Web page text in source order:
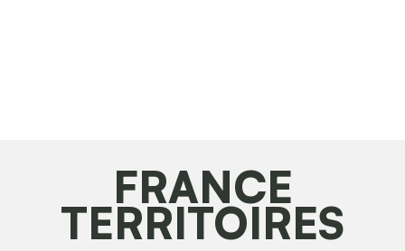
FRANCE
TERRITOIRES